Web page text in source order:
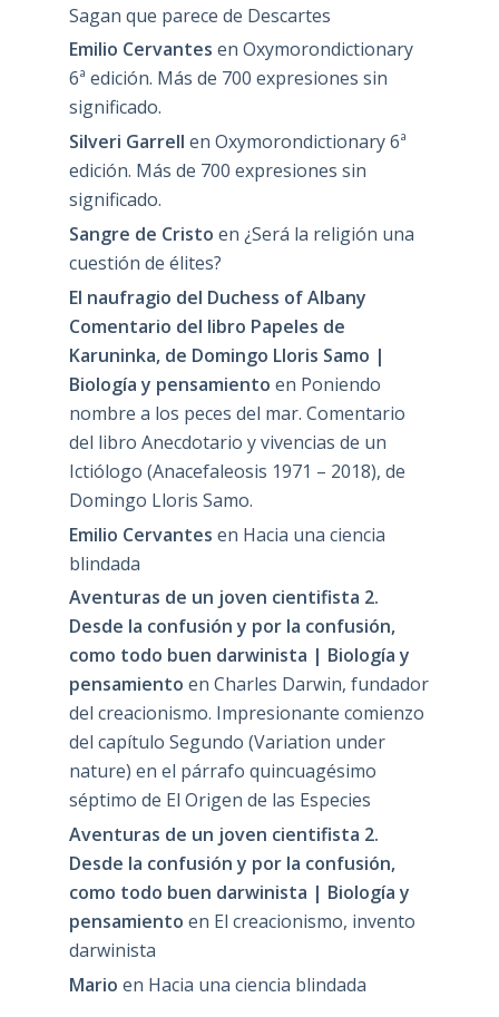
Sagan que parece de Descartes
Emilio Cervantes en Oxymorondictionary
6ª edición. Más de 700 expresiones sin
significado.
Silveri Garrell en Oxymorondictionary 6ª
edición. Más de 700 expresiones sin
significado.
Sangre de Cristo en ¿Será la religión una
cuestión de élites?
El naufragio del Duchess of Albany
Comentario del libro Papeles de
Karuninka, de Domingo Lloris Samo |
Biología y pensamiento en Poniendo
nombre a los peces del mar. Comentario
del libro Anecdotario y vivencias de un
Ictiólogo (Anacefaleosis 1971 – 2018), de
Domingo Lloris Samo.
Emilio Cervantes en Hacia una ciencia
blindada
Aventuras de un joven cientifista 2.
Desde la confusión y por la confusión,
como todo buen darwinista | Biología y
pensamiento en Charles Darwin, fundador
del creacionismo. Impresionante comienzo
del capítulo Segundo (Variation under
nature) en el párrafo quincuagésimo
séptimo de El Origen de las Especies
Aventuras de un joven cientifista 2.
Desde la confusión y por la confusión,
como todo buen darwinista | Biología y
pensamiento en El creacionismo, invento
darwinista
Mario en Hacia una ciencia blindada